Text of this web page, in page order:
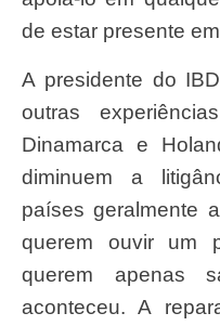
de estar presente
A presidente do IBDPAC também apresentou
outras
Dinamarca e
diminuem a
países geralmente
querem ouvir um
querem apenas
aconteceu. A